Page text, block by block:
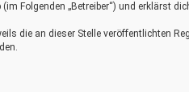
Folgenden „Betreiber“) und erklärst
die an dieser Stelle veröffentlichten